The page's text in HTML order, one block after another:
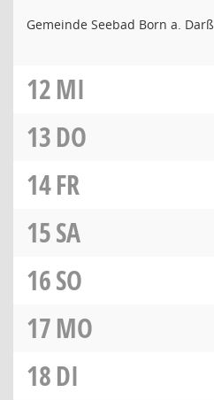
Gemeinde Seebad Born a. Darß
12MI
13DO
14FR
15SA
16SO
17MO
18DI